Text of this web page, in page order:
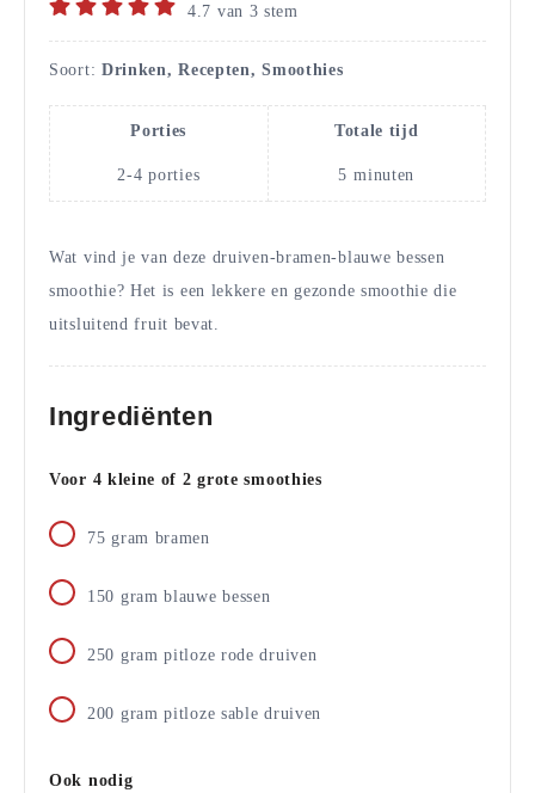
4.7 van 3 stem
Soort: Drinken, Recepten, Smoothies
Porties
2-4 porties
Totale tijd
5 minuten
Wat vind je van deze druiven-bramen-blauwe bessen
smoothie? Het is een lekkere en gezonde smoothie die
uitsluitend fruit bevat.
Ingrediënten
Voor 4 kleine of 2 grote smoothies
75 gram bramen
150 gram blauwe bessen
250 gram pitloze rode druiven
200 gram pitloze sable druiven
Ook nodig